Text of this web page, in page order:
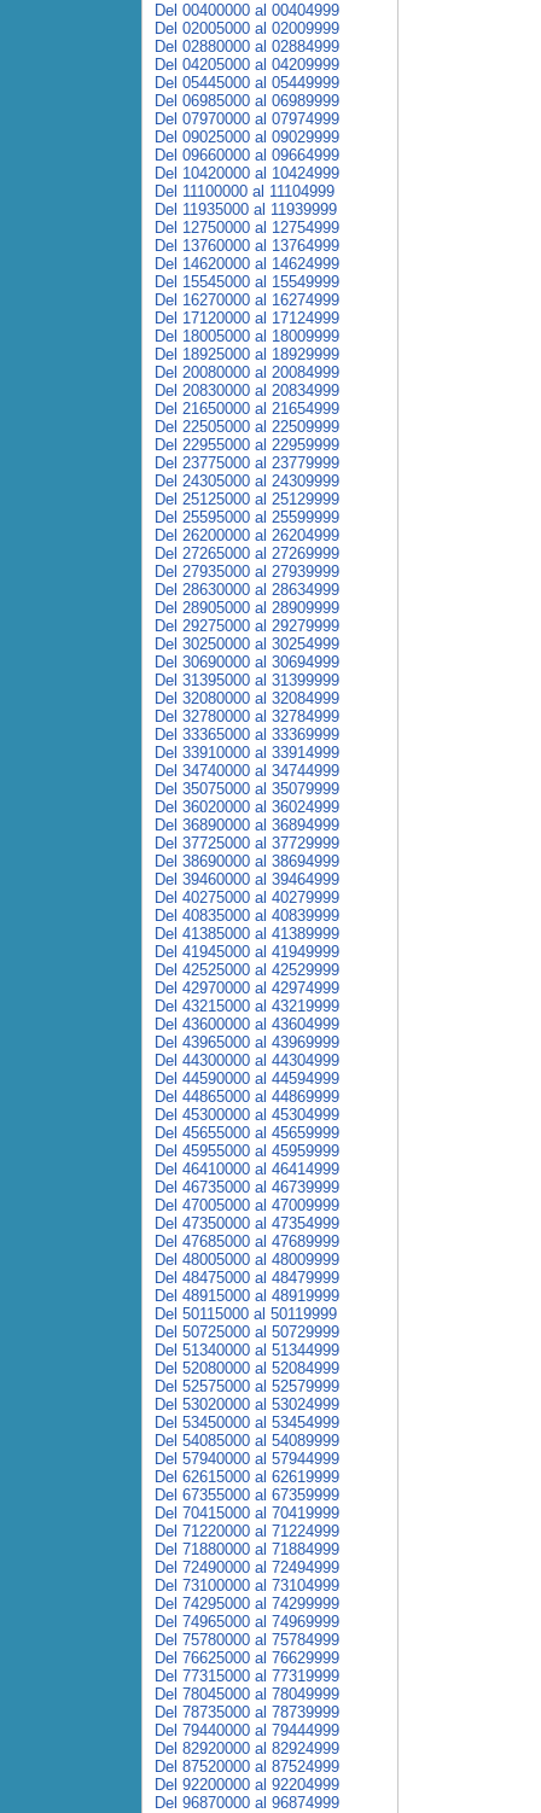
Del 00400000 al 00404999
Del 02005000 al 02009999
Del 02880000 al 02884999
Del 04205000 al 04209999
Del 05445000 al 05449999
Del 06985000 al 06989999
Del 07970000 al 07974999
Del 09025000 al 09029999
Del 09660000 al 09664999
Del 10420000 al 10424999
Del 11100000 al 11104999
Del 11935000 al 11939999
Del 12750000 al 12754999
Del 13760000 al 13764999
Del 14620000 al 14624999
Del 15545000 al 15549999
Del 16270000 al 16274999
Del 17120000 al 17124999
Del 18005000 al 18009999
Del 18925000 al 18929999
Del 20080000 al 20084999
Del 20830000 al 20834999
Del 21650000 al 21654999
Del 22505000 al 22509999
Del 22955000 al 22959999
Del 23775000 al 23779999
Del 24305000 al 24309999
Del 25125000 al 25129999
Del 25595000 al 25599999
Del 26200000 al 26204999
Del 27265000 al 27269999
Del 27935000 al 27939999
Del 28630000 al 28634999
Del 28905000 al 28909999
Del 29275000 al 29279999
Del 30250000 al 30254999
Del 30690000 al 30694999
Del 31395000 al 31399999
Del 32080000 al 32084999
Del 32780000 al 32784999
Del 33365000 al 33369999
Del 33910000 al 33914999
Del 34740000 al 34744999
Del 35075000 al 35079999
Del 36020000 al 36024999
Del 36890000 al 36894999
Del 37725000 al 37729999
Del 38690000 al 38694999
Del 39460000 al 39464999
Del 40275000 al 40279999
Del 40835000 al 40839999
Del 41385000 al 41389999
Del 41945000 al 41949999
Del 42525000 al 42529999
Del 42970000 al 42974999
Del 43215000 al 43219999
Del 43600000 al 43604999
Del 43965000 al 43969999
Del 44300000 al 44304999
Del 44590000 al 44594999
Del 44865000 al 44869999
Del 45300000 al 45304999
Del 45655000 al 45659999
Del 45955000 al 45959999
Del 46410000 al 46414999
Del 46735000 al 46739999
Del 47005000 al 47009999
Del 47350000 al 47354999
Del 47685000 al 47689999
Del 48005000 al 48009999
Del 48475000 al 48479999
Del 48915000 al 48919999
Del 50115000 al 50119999
Del 50725000 al 50729999
Del 51340000 al 51344999
Del 52080000 al 52084999
Del 52575000 al 52579999
Del 53020000 al 53024999
Del 53450000 al 53454999
Del 54085000 al 54089999
Del 57940000 al 57944999
Del 62615000 al 62619999
Del 67355000 al 67359999
Del 70415000 al 70419999
Del 71220000 al 71224999
Del 71880000 al 71884999
Del 72490000 al 72494999
Del 73100000 al 73104999
Del 74295000 al 74299999
Del 74965000 al 74969999
Del 75780000 al 75784999
Del 76625000 al 76629999
Del 77315000 al 77319999
Del 78045000 al 78049999
Del 78735000 al 78739999
Del 79440000 al 79444999
Del 82920000 al 82924999
Del 87520000 al 87524999
Del 92200000 al 92204999
Del 96870000 al 96874999